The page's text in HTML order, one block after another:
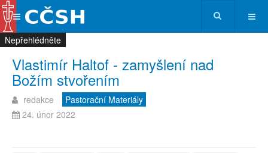
Vlastimír Haltof - zamyšlení nad
Božím stvořením
redakce
Pastorační Materiály
24. únor 2022
Nepřehlédněte
Nepřehlédněte
Nepřehlédněte
Nepřehlédněte